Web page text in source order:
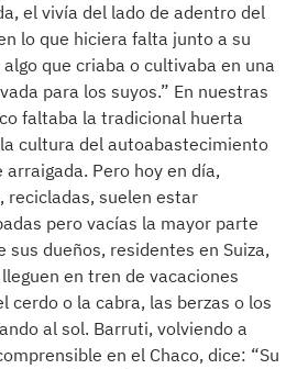
el vivía del lado de adentro del
lo que hiciera falta junto a su
que criaba o cultivaba en una
para los suyos.” En nuestras
faltaba la tradicional huerta
cultura del autoabastecimiento
Pero hoy en día,
recicladas, suelen estar
pero vacías la mayor parte
sus dueños, residentes en Suiza,
en tren de vacaciones
cerdo o la cabra, las berzas o los
al sol. Barruti, volviendo a
en el Chaco, dice: “Su